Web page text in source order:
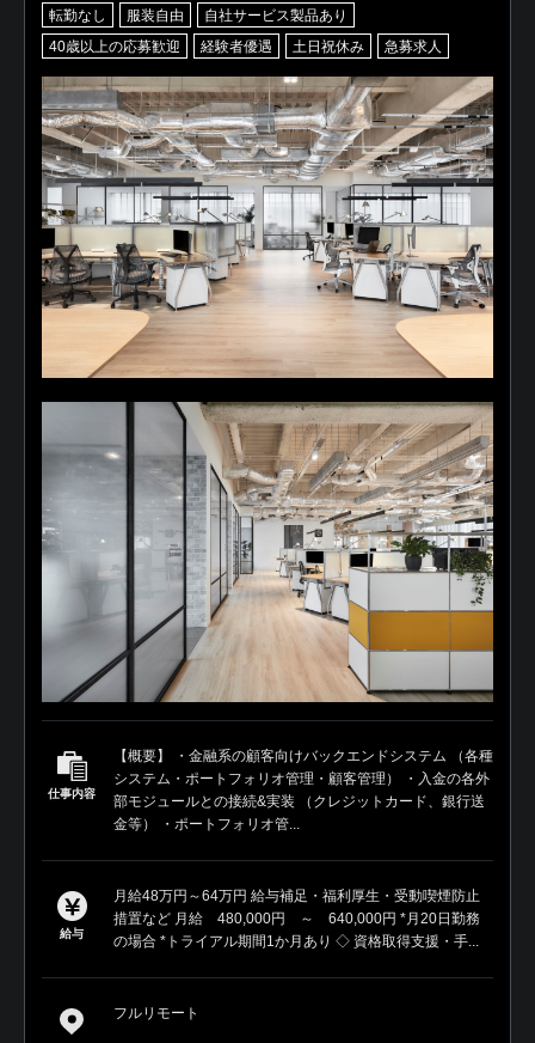
転勤なし 服装自由
自社サービス製品あり
40歳以上の応募歓迎
経験者優遇 土日祝休み 急募求人
仕事内容
【概要】 ・金融系の顧客向けバックエンドシステム （各種
システム・ポートフォリオ管理・顧客管理） ・入金の各外
部モジュールとの接続&実装 （クレジットカード、銀行送
金等） ・ポートフォリオ管...
給与
月給48万円～64万円 給与補足・福利厚生・受動喫煙防止
措置など 月給 480,000円 ～ 640,000円 *月20日勤務
の場合 *トライアル期間1か月あり ◇ 資格取得支援・手...
フルリモート